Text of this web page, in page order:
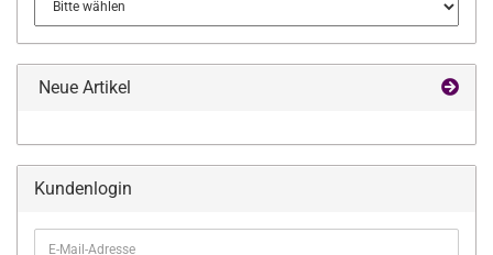
Neue Artikel
Kundenlogin
E-